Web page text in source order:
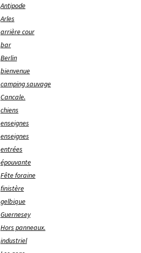
Antipode
Arles
arrière cour
bar
Berlin
bienvenue
camping sauvage
Cancale.
chiens
enseignes
enseignes
entrées
épouvante
Fête foraine
finistère
gelbique
Guernesey
Hors panneaux.
industriel